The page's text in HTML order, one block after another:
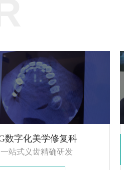
数字化美学修复科
站式义齿精确研发